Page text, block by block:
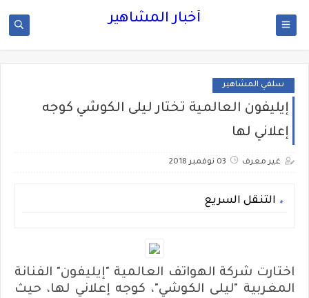
أخبار المشاهير
سلفي المشاهير
إيليفون العالمية تختار ليلى الكوشي كوجه
إعلاني لها
غير معرف 03 نوفمبر 2018
التنقل السريع
اختارت شركة الهواتف العالمية "إيليفون" الفنانة
المغربية "ليلى الكوشي"، كوجه إعلاني لها، حيث